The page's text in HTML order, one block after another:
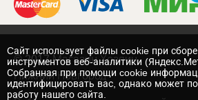
© 2017 Магазин Хозяин
Нижний Новгород
Cайт использует файлы cookie при
инструментов веб-аналитики
Собранная при помощи cookie
идентифицировать вас, однако может
работу нашего сайта.